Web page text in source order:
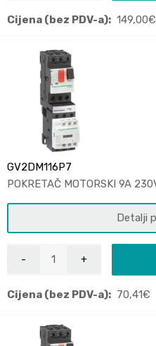
Cijena (bez PDV-a): 149,00€
GV2DM116P7
POKRETAČ MOTORSKI 9A
Detalji
Cijena (bez PDV-a): 70,41€